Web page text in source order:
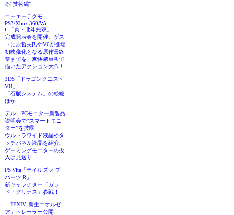
る“技術編”
コーエーテクモ、
PS3/Xbox 360/Wii
U「真・北斗無双」
完成発表会を開催。ゲス
トに原哲夫氏やV6が登場
初映像化となる原作最終
章までを、爽快感重視で
描いたアクション大作！
3DS「ドラゴンクエスト
VII」
「石版システム」の続報
ほか
デル、PCモニター新製品
説明会で“スマートモニ
ター”を披露
ウルトラワイド液晶やタ
ッチパネル液晶を紹介、
ゲーミングモニターの投
入は見送り
PS Vita「テイルズ オブ
ハーツ R」
新キャラクター「ガラ
ド・グリナス」参戦！
「FFXIV: 新生エオルゼ
ア」トレーラー公開